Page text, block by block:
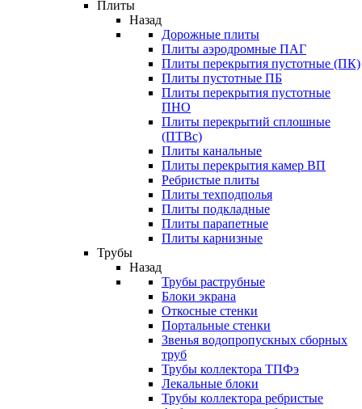
Плиты
Назад
Дорожные плиты
Плиты аэродромные ПАГ
Плиты перекрытия пустотные (ПК)
Плиты пустотные ПБ
Плиты перекрытия пустотные
ПНО
Плиты перекрытий сплошные
(ПТВс)
Плиты канальные
Плиты перекрытия камер ВП
Ребристые плиты
Плиты техподполья
Плиты подкладные
Плиты парапетные
Плиты карнизные
Трубы
Назад
Трубы раструбные
Блоки экрана
Откосные стенки
Портальные стенки
Звенья водопропускных сборных
труб
Трубы коллектора ТПФэ
Лекальные блоки
Трубы коллектора ребристые